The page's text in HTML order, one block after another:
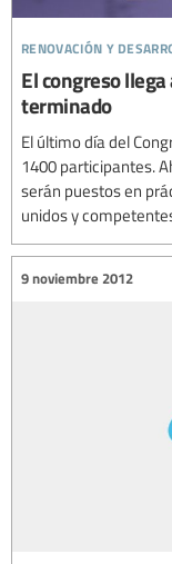
renovación y
El congreso
terminado
El último día del
1400 participantes.
serán puestos en
unidos y
9 noviembre 2012